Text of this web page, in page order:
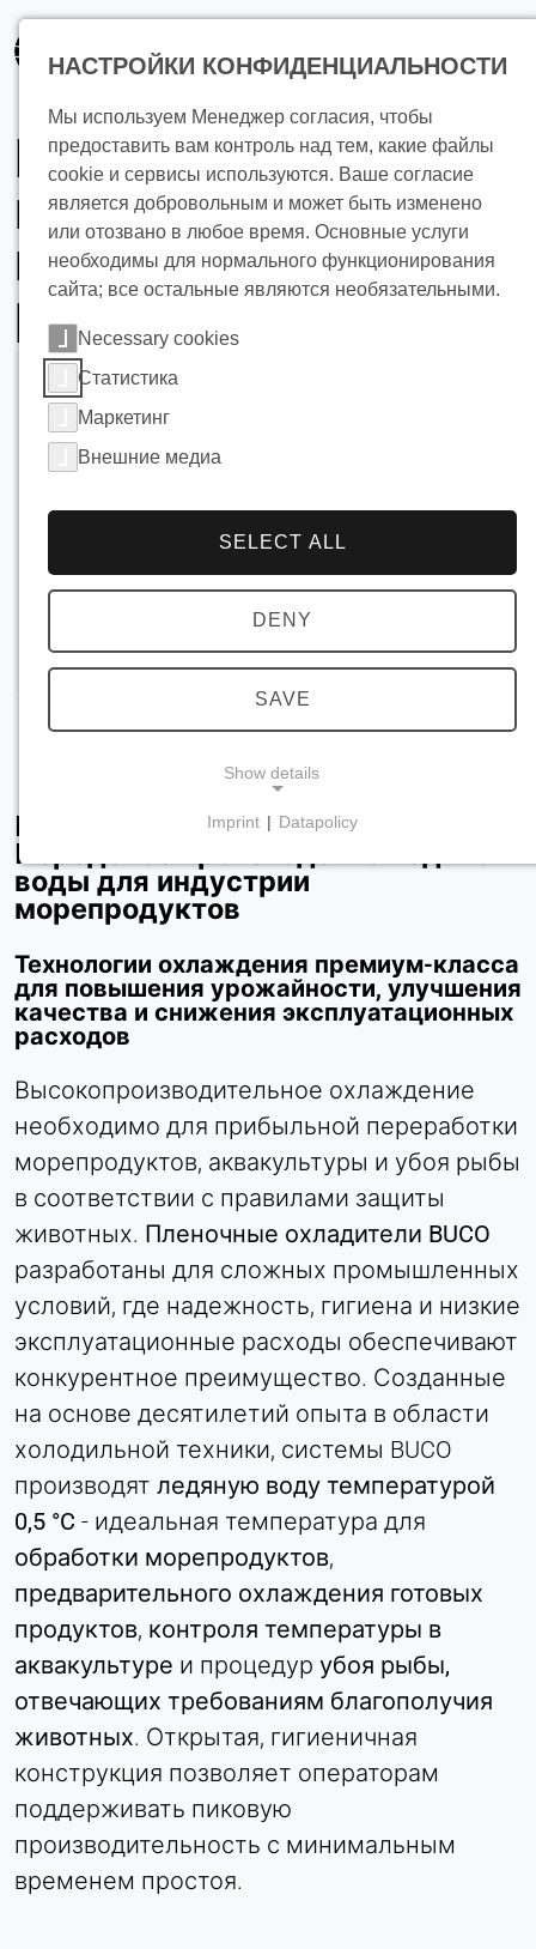
основному
содержанию
Решения для
переработки
морепродуктов и
рыбы
Пленочные охладители воды BUCO:
Передовое производство ледяной
воды для индустрии
морепродуктов
Технологии охлаждения премиум-класса
для повышения урожайности, улучшения
качества и снижения эксплуатационных
расходов
Высокопроизводительное охлаждение
необходимо для прибыльной переработки
морепродуктов, аквакультуры и убоя рыбы
в соответствии с правилами защиты
животных. Пленочные охладители BUCO
разработаны для сложных промышленных
условий, где надежность, гигиена и низкие
эксплуатационные расходы обеспечивают
конкурентное преимущество. Созданные
на основе десятилетий опыта в области
холодильной техники, системы BUCO
производят ледяную воду температурой
0,5 °C - идеальная температура для
обработки морепродуктов,
предварительного охлаждения готовых
продуктов, контроля температуры в
аквакультуре и процедур убоя рыбы,
отвечающих требованиям благополучия
животных. Открытая, гигиеничная
конструкция позволяет операторам
поддерживать пиковую
производительность с минимальным
временем простоя.
НАСТРОЙКИ КОНФИДЕНЦИАЛЬНОСТИ
Мы используем Менеджер согласия, чтобы
предоставить вам контроль над тем, какие файлы
cookie и сервисы используются. Ваше согласие
является добровольным и может быть изменено
или отозвано в любое время. Основные услуги
необходимы для нормального функционирования
сайта; все остальные являются необязательными.
Necessary cookies
Статистика
Маркетинг
Внешние медиа
SELECT ALL
DENY
SAVE
Show details
Требуются для обеспечения основной
функциональности сайта, например, для
конфиденциальности. Эти файлы cookie нельзя
отключить.
cookie_consent
Name:
согласие
Provider:
Heat Transfer Technology
Purpose:
Сохраняет ваши настройки
Cookie duration:
СТАТИСТИКА
Используется для понимания того, как
используется сайт, а также для повышения
производительности и удобства использования.
Matomo
Heat Transfer Technology
Статистика
Cookie duration:
Сессия
Imprint | Datapolicy